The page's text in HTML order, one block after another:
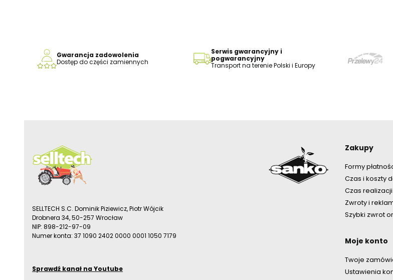
Gwarancja zadowolenia
Dostęp do części zamiennych
Serwis gwarancyjny i
pogwarancyjny
Transport na terenie Polski i Europy
SELLTECH S.C. Dominik Piziewicz, Piotr Wójcik
Drobnera 34, 50-257 Wrocław
NIP: 898-212-97-09
Numer konta: 37 1090 2402 0000 0001 1050 7179
Sprawdź kanał na Youtube
Linki
Zakupy
Formy
Czas i koszty
Czas
Zwroty i
Szybki zwrot
Moje konto
Twoje
Ustawienia